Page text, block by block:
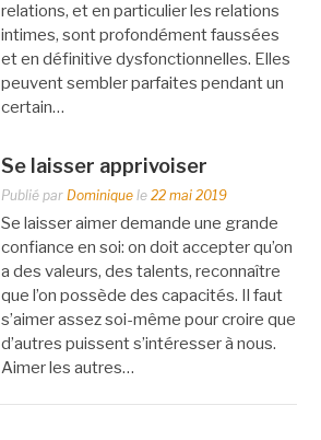
relations, et en particulier les relations
intimes, sont profondément faussées
et en définitive dysfonctionnelles. Elles
peuvent sembler parfaites pendant un
certain…
Se laisser apprivoiser
Publié par Dominique le 22 mai 2019
Se laisser aimer demande une grande
confiance en soi: on doit accepter qu’on
a des valeurs, des talents, reconnaître
que l’on possède des capacités. Il faut
s’aimer assez soi-même pour croire que
d’autres puissent s’intéresser à nous.
Aimer les autres…